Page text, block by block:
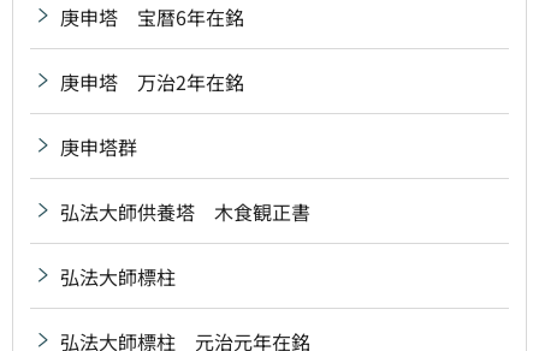
庚申塔 宝暦6年在銘
庚申塔 万治2年在銘
庚申塔群
弘法大師供養塔 木食観正書
弘法大師標柱
弘法大師標柱 元治元年在銘